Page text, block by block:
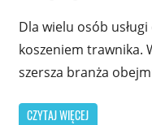
Dla wielu osób
koszeniem trawnika.
szersza branża
CZYTAJ WIĘCEJ